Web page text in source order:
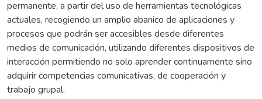
permanente, a partir del uso de herramientas tecnológicas
actuales, recogiendo un amplio abanico de aplicaciones y
procesos que podrán ser accesibles desde diferentes
medios de comunicación, utilizando diferentes dispositivos de
interacción permitiendo no solo aprender continuamente sino
adquirir competencias comunicativas, de cooperación y
trabajo grupal.